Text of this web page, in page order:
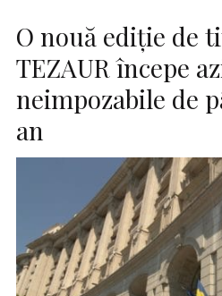
O nouă ediţie de
TEZAUR începe
neimpozabile de
an